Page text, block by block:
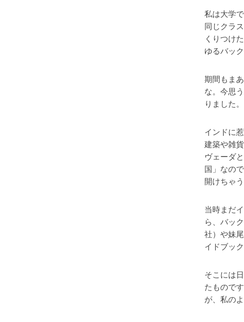
私は大学
同じクラ
くりつけ
ゆるバッ
期間もま
な。今思
りました。
インドに
建築や雑
ヴェーダ
国」なの
開けちゃ
当時まだ
ら、バッ
社）や妹
イドブッ
そこには
たもので
が、私の